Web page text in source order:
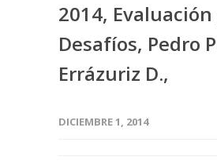
2014, Evaluación
Desafíos, Pedro
Errázuriz D.,
DICIEMBRE 1, 2014